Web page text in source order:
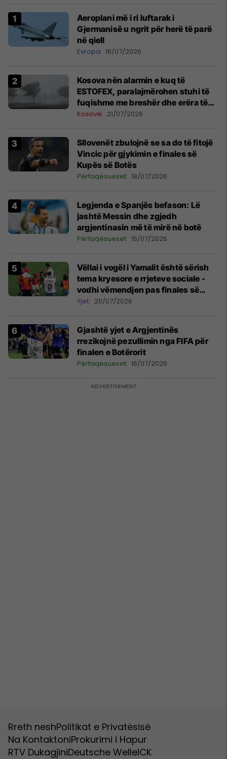
Aeroplani më i ri luftarak i
Gjermanisë u ngrit për herë të parë
në qiell
Evropa 16/07/2026
Kosova nën alarmin e kuq të
ESTOFEX, paralajmërohen stuhi të
fuqishme me breshër dhe erëra të
forta
Kosovë 21/07/2026
Sllovenët zbulojnë se sa do të fitojë
Vincic për gjykimin e finales së
Kupës së Botës
Përfaqësueset 18/07/2026
Legjenda e Spanjës befason: Lë
jashtë Messin dhe zgjedh
argjentinasin më të mirë në botë
Përfaqësueset 15/07/2026
Vëllai i vogël i Yamalit është sërish
tema kryesore e rrjeteve sociale -
vodhi vëmendjen pas finales së
Kupës së Botës
Yjet 20/07/2026
Gjashtë yjet e Argjentinës
rrezikojnë pezullimin nga FIFA për
finalen e Botërorit
Përfaqësueset 16/07/2026
Rreth neshPolitikat e Privatësisë
Na KontaktoniProkurimi i Hapur
RTV DukagjiniDeutsche WelleICK